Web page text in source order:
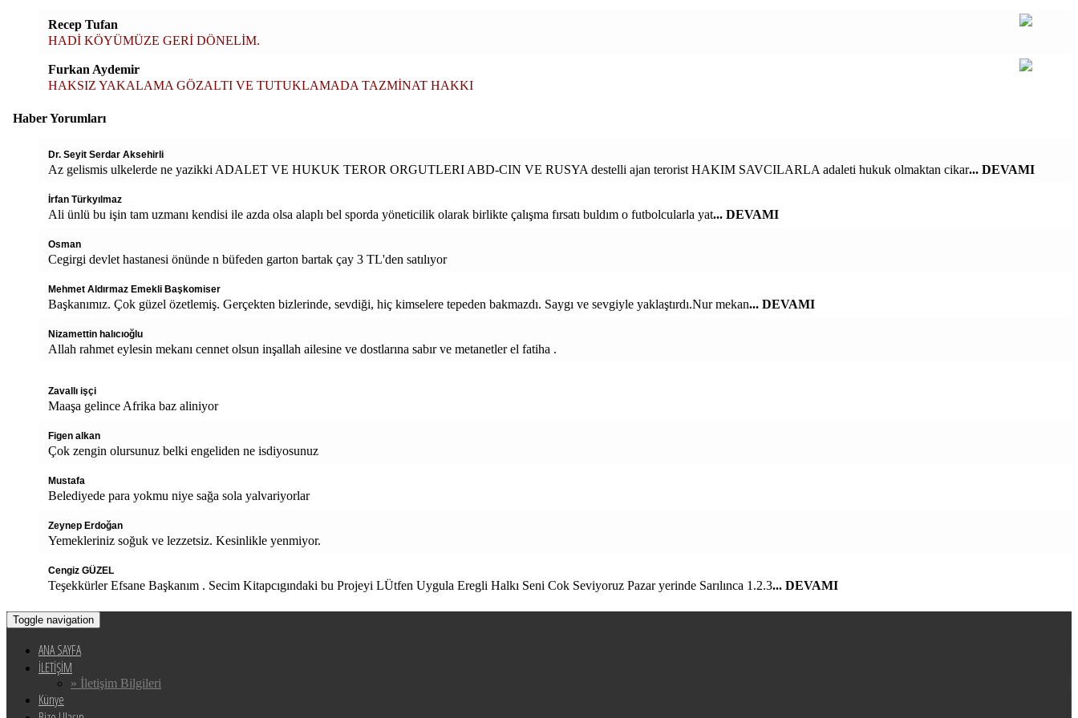
Recep Tufan
HADİ KÖYÜMÜZE GERİ DÖNELİM.
Furkan Aydemir
HAKSIZ YAKALAMA GÖZALTI VE TUTUKLAMADA TAZMİNAT HAKKI
Haber Yorumları
Dr. Seyit Serdar Aksehirli
Az gelismis ulkelerde ne yazikki ADALET VE HUKUK TEROR ORGUTLERI ABD-CIN VE RUSYA destelli ajan terorist HAKIM SAVCILARLA adaleti hukuk olmaktan cikar... DEVAMI
İrfan Türkyılmaz
Ali ünlü bu işin tam uzmanı kendisi ile azda olsa alaplı bel sporda yöneticilik olarak birlikte çalışma fırsatı buldım o futbolcularla yat... DEVAMI
Osman
Cegirgi devlet hastanesi önünde n büfeden garton bartak çay 3 TL'den satılıyor
Mehmet Aldırmaz Emekli Başkomiser
Başkanımız. Çok güzel özetlemiş. Gerçekten bizlerinde, sevdiği, hiç kimselere tepeden bakmazdı. Saygı ve sevgiyle yaklaştırdı.Nur mekan... DEVAMI
Nizamettin halıcıoğlu
Allah rahmet eylesin mekanı cennet olsun inşallah ailesine ve dostlarına sabır ve metanetler el fatiha .
Zavallı işçi
Maaşa gelince Afrika baz aliniyor
Figen alkan
Çok zengin olursunuz belki engeliden ne isdiyosunuz
Mustafa
Belediyede para yokmu niye sağa sola yalvariyorlar
Zeynep Erdoğan
Yemekleriniz soğuk ve lezzetsiz. Kesinlikle yenmiyor.
Cengiz GÜZEL
Teşekkürler Efsane Başkanım . Secim Kitapcıgındaki bu Projeyi LÜtfen Uygula Eregli Halkı Seni Cok Seviyoruz Pazar yerinde Sarılınca 1.2.3... DEVAMI
Toggle navigation
ANA SAYFA
İLETİŞİM
» İletişim Bilgileri
Künye